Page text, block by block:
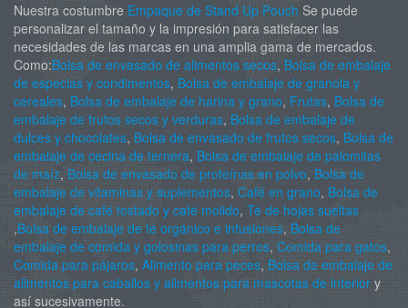
Nuestra costumbre Empaque de Stand Up Pouch Se puede
personalizar el tamaño y la impresión para satisfacer las
necesidades de las marcas en una amplia gama de mercados.
Como:Bolsa de envasado de alimentos secos, Bolsa de embalaje
de especias y condimentos, Bolsa de embalaje de granola y
cereales, Bolsa de embalaje de harina y grano, Frutas, Bolsa de
embalaje de frutos secos y verduras, Bolsa de embalaje de
dulces y chocolates, Bolsa de envasado de frutos secos, Bolsa de
embalaje de cecina de ternera, Bolsa de embalaje de palomitas
de maíz, Bolsa de envasado de proteínas en polvo, Bolsa de
embalaje de vitaminas y suplementos, Café en grano, Bolsa de
embalaje de café tostado y café molido, Té de hojas sueltas
,Bolsa de embalaje de té orgánico e infusiones, Bolsa de
embalaje de comida y golosinas para perros, Comida para gatos,
Comida para pájaros, Alimento para peces, Bolsa de embalaje de
alimentos para caballos y alimentos para mascotas de interior y
así sucesivamente.